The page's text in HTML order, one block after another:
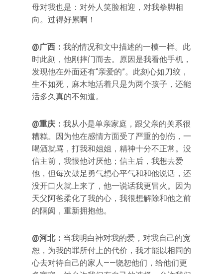
母对我也是：对外人笑脸相迎，对我拳脚相
向。过得好累啊！
@广西： 我的情况和文中描述的一模一样。此
时此刻，他刚摔门而去。原因是我看他手机，
发现他在外面还有“亲爱的”。此刻心如刀绞，
生不如死，麻木地活着只是为两个孩子，还能
活多久真的不知道。
@重庆： 我从小是单亲家庭，跟父亲的关系很
糟糕。因为他在感情方面受了严重的创伤，一
喝酒就骂，打我和姐姐，精神十分不正常。没
信主前，我恨他讨厌他；信主后，我想去爱
他，但每次鼓足勇气想心平气和和他说话，还
没开口火就上来了，他一说话我更冒火。因为
天父阿爸柔化了我的心，我很想解除和他之前
的隔阂，重新拥抱他。
@河北： 当我明白神对我的爱，对我自己的宽
恕，为我的罪所付上的代价，我才能以相同的
心去对待自己的家人——饶恕他们，给他们更